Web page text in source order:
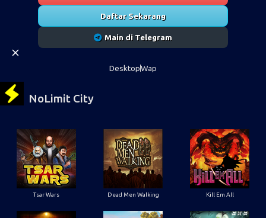
Daftar Sekarang
Main di Telegram
DesktopWap
NoLimit City
Tsar Wars Dead Men Walking Kill Em All